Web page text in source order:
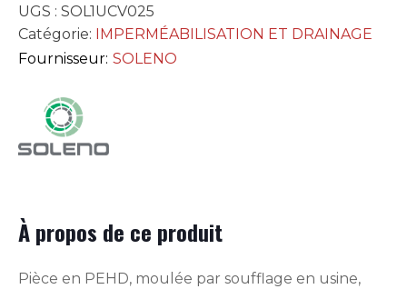
UGS : SOL1UCV025
Catégorie: IMPERMÉABILISATION ET DRAINAGE
Fournisseur: SOLENO
À propos de ce produit
Pièce en PEHD, moulée par soufflage en usine,